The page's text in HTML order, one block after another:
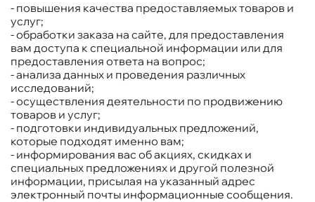
- повышения качества предоставляемых товаров и
услуг;
- обработки заказа на сайте, для предоставления
вам доступа к специальной информации или для
предоставления ответа на вопрос;
- анализа данных и проведения различных
исследований;
- осуществления деятельности по продвижению
товаров и услуг;
- подготовки индивидуальных предложений,
которые подходят именно вам;
- информирования вас об акциях, скидках и
специальных предложениях и другой полезной
информации, присылая на указанный адрес
электронный почты информационные сообщения.